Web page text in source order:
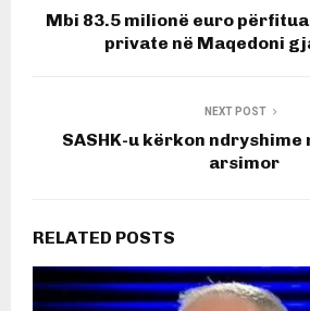
Mbi 83.5 milionë euro
private në Maqedoni
NEXT POST
SASHK-u kërkon
arsimor
RELATED POSTS